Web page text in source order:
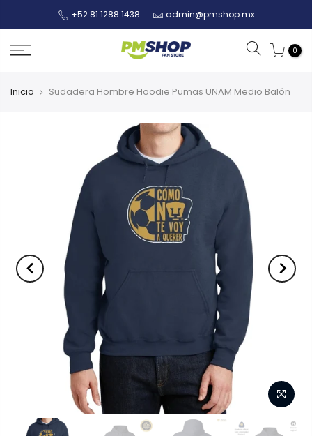
+52 81 1288 1438 admin@pmshop.mx
0
Inicio Sudadera Hombre Hoodie Pumas UNAM Medio Balón